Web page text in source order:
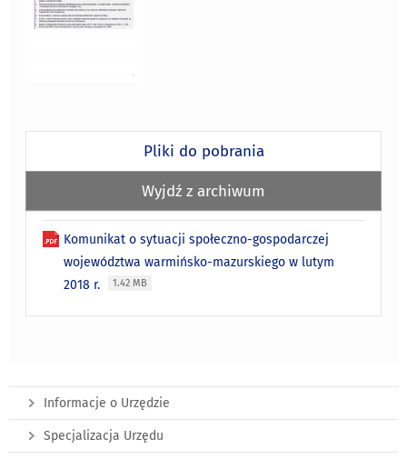
Pliki do pobrania
Wyjdź z archiwum
Komunikat o sytuacji społeczno-gospodarczej
województwa warmińsko-mazurskiego w lutym
2018 r.
1.42 MB
Informacje o Urzędzie
Specjalizacja Urzędu